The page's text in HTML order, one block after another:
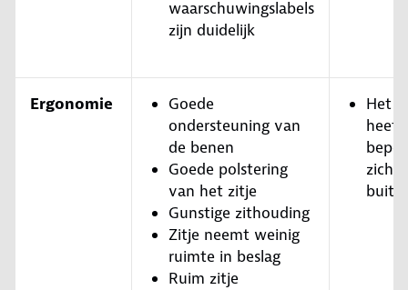
waarschuwingslabels
zijn duidelijk
Ergonomie
Goede
ondersteuning van
de benen
Goede polstering
van het zitje
Gunstige zithouding
Zitje neemt weinig
ruimte in beslag
Ruim zitje
Het
heeft
zicht